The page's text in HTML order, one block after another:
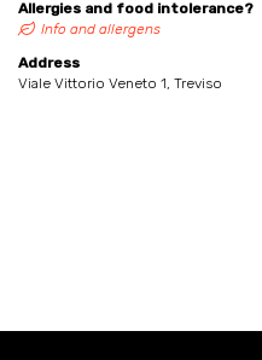
Allergies and food intolerance?
Info and allergens
Address
Viale Vittorio Veneto 1, Treviso